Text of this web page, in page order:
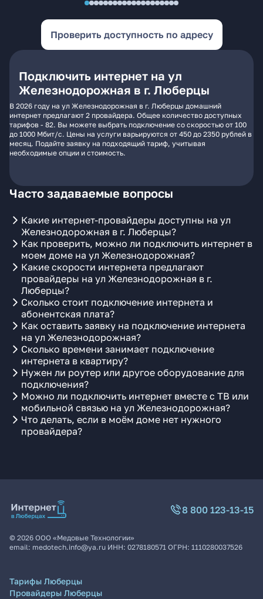
Проверить доступность по адресу
Подключить интернет на ул
Железнодорожная в г. Люберцы
В 2026 году на ул Железнодорожная в г. Люберцы домашний
интернет предлагают 2 провайдера. Общее количество доступных
тарифов - 82. Вы можете выбрать подключение со скоростью от 100
до 1000 Мбит/с. Цены на услуги варьируются от 450 до 2350 рублей в
месяц. Подайте заявку на подходящий тариф, учитывая
необходимые опции и стоимость.
Часто задаваемые вопросы
Какие интернет-провайдеры доступны на ул
Железнодорожная в г. Люберцы?
Как проверить, можно ли подключить интернет в
моем доме на ул Железнодорожная?
Какие скорости интернета предлагают
провайдеры на ул Железнодорожная в г.
Люберцы?
Сколько стоит подключение интернета и
абонентская плата?
Как оставить заявку на подключение интернета
на ул Железнодорожная?
Сколько времени занимает подключение
интернета в квартиру?
Нужен ли роутер или другое оборудование для
подключения?
Можно ли подключить интернет вместе с ТВ или
мобильной связью на ул Железнодорожная?
Что делать, если в моём доме нет нужного
провайдера?
8 800 123-13-15
© 2026 ООО «Медовые Технологии»
email: medotech.info@ya.ru ИНН: 0278180571 ОГРН: 1110280037526
Тарифы Люберцы
Провайдеры Люберцы